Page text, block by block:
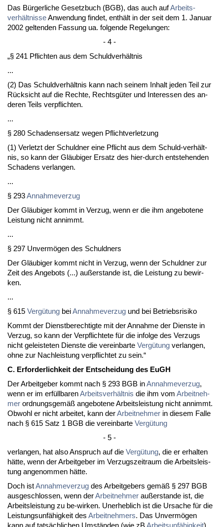
Das Bürger­li­che Ge­setz­buch (BGB), das auch aufAr­beits­
verhält­nis­seAn­wen­dung fin­det, enthält in der seit dem 1. Ja­nu­ar
2002 gel­ten­den Fas­sung ua. fol­gen­de Re­ge­lun­gen:
- 4 -
„§ 241 Pflich­ten aus dem Schuld­verhält­nis
...
(2) Das Schuld­verhält­nis kann nach sei­nem In­halt je­den Teil zur
Rück­sicht auf die Rech­te, Rechtsgüter und In­ter­es­sen des an­
de­ren Teils ver­pflich­ten.
...
§ 280 Scha­dens­er­satz we­gen Pflicht­ver­let­zung
(1) Ver­letzt der Schuld­ner ei­ne Pflicht aus dem Schuld-verhält­
nis, so kann der Gläubi­ger Er­satz des hier-durch ent­ste­hen­den
Scha­dens ver­lan­gen.
...
§ 293An­nah­me­ver­zug
Der Gläubi­ger kommt in Ver­zug, wenn er die ihm an­ge­bo­te­ne
Leis­tung nicht an­nimmt.
...
§ 297 Un­vermögen des Schuld­ners
Der Gläubi­ger kommt nicht in Ver­zug, wenn der Schuld­ner zur
Zeit des An­ge­bots (...) außer­stan­de ist, die Leis­tung zu be­wir­
ken.
...
§ 615 Vergütung beiAn­nah­me­ver­zug und bei Be­triebs­ri­si­ko
Kommt der Dienst­be­rech­tig­te mit der An­nah­me der Diens­te in
Ver­zug, so kann der Ver­pflich­te­te für die in­fol­ge des Ver­zugs
nicht ge­leis­te­ten Diens­te die ver­ein­bar­te Vergütung ver­lan­gen,
oh­ne zur Nach­leis­tung ver­pflich­tet zu sein.“
C. Er­for­der­lich­keit der Ent­schei­dung des EuGH
Der Ar­beit­ge­ber kommt nach § 293 BGB inAn­nah­me­ver­zug,
wenn er im erfüll­ba­renAr­beits­verhält­nis die ihm vom Ar­beit­neh­
mer ord­nungs­gemäß an­ge­bo­te­ne Ar­beits­leis­tung nicht an­nimmt.
Ob­wohl er nicht ar­bei­tet, kann derAr­beit­neh­mer in die­sem Fal­le
nach § 615 Satz 1 BGB die ver­ein­bar­te Vergütung
- 5 -
ver­lan­gen, hat al­so An­spruch auf die Vergütung, die er er­hal­ten
hätte, wenn der Ar­beit­ge­ber im Ver­zugs­zeit­raum die Ar­beits­leis­
tung an­ge­nom­men hätte.
Doch istAn­nah­me­ver­zug des Ar­beit­ge­bers gemäß § 297 BGB
aus­ge­schlos­sen, wenn derAr­beit­neh­mer außer­stan­de ist, die
Ar­beits­leis­tung zu be-wir­ken. Un­er­heb­lich ist die Ur­sa­che für die
Leis­tungs­unfähig­keit des Ar­beit­neh­mers. Das Un­vermögen